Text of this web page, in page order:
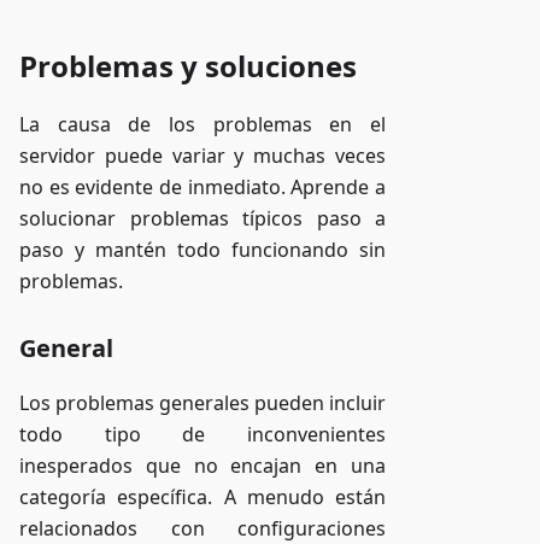
Problemas y soluciones
La causa de los problemas en el
servidor puede variar y muchas veces
no es evidente de inmediato. Aprende a
solucionar problemas típicos paso a
paso y mantén todo funcionando sin
problemas.
General
Los problemas generales pueden incluir
todo tipo de inconvenientes
inesperados que no encajan en una
categoría específica. A menudo están
relacionados con configuraciones